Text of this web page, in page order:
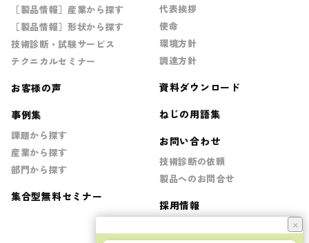
［製品情報］産業から探す
［製品情報］形状から探す
技術診断・試験サービス
テクニカルセミナー
お客様の声
事例集
課題から探す
産業から探す
部門から探す
集合型無料セミナー
代表挨拶
使命
環境方針
調達方針
資料ダウンロード
ねじの用語集
お問い合わせ
技術診断の依頼
製品へのお問合せ
採用情報
×